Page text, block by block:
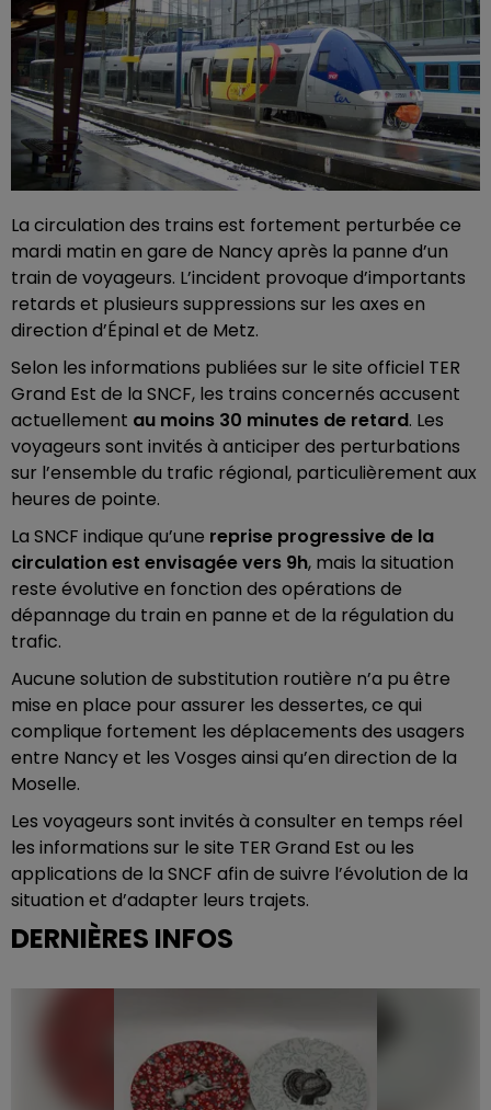
La circulation des trains est fortement perturbée ce
mardi matin en gare de Nancy après la panne d’un
train de voyageurs. L’incident provoque d’importants
retards et plusieurs suppressions sur les axes en
direction d’Épinal et de Metz.
Selon les informations publiées sur le site officiel TER
Grand Est de la SNCF, les trains concernés accusent
actuellement au moins 30 minutes de retard. Les
voyageurs sont invités à anticiper des perturbations
sur l’ensemble du trafic régional, particulièrement aux
heures de pointe.
La SNCF indique qu’une reprise progressive de la
circulation est envisagée vers 9h, mais la situation
reste évolutive en fonction des opérations de
dépannage du train en panne et de la régulation du
trafic.
Aucune solution de substitution routière n’a pu être
mise en place pour assurer les dessertes, ce qui
complique fortement les déplacements des usagers
entre Nancy et les Vosges ainsi qu’en direction de la
Moselle.
Les voyageurs sont invités à consulter en temps réel
les informations sur le site TER Grand Est ou les
applications de la SNCF afin de suivre l’évolution de la
situation et d’adapter leurs trajets.
DERNIÈRES INFOS